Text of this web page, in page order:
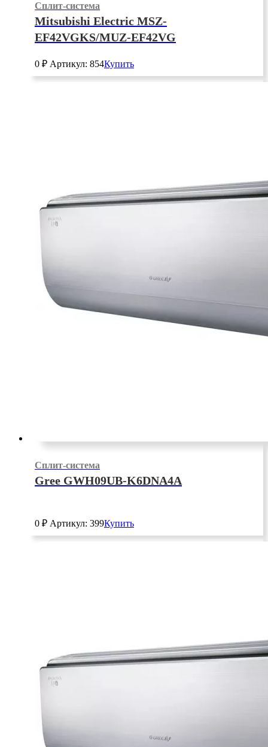
Сплит-система
Mitsubishi Electric MSZ-
EF42VGKS/MUZ-EF42VG
0 ₽ Артикул: 854Купить
Сплит-система
Gree GWH09UB-K6DNA4A
0 ₽ Артикул: 399Купить